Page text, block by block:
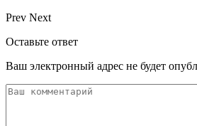
Prev Next
Оставьте ответ
Ваш электронный адрес не будет